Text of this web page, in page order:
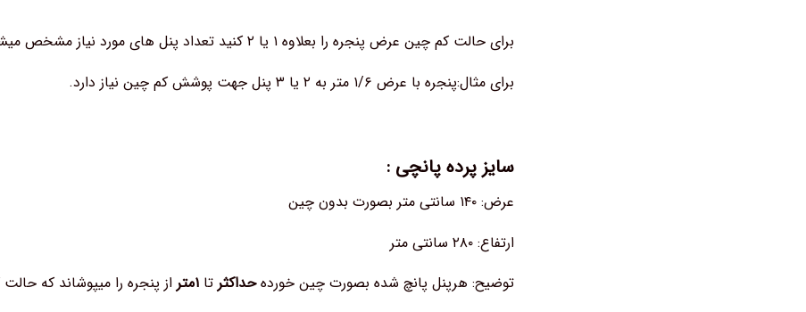
برای حالت کم چین عرض پنجره را بعلاوه ۱ یا ۲ کنید تعداد پنل های مورد نیاز مشخص میشود.
برای مثال:پنجره با عرض ۱/۶ متر به ۲ یا ۳ پنل جهت پوشش کم چین نیاز دارد.
سایز پرده پانچی :
عرض: ۱۴۰ سانتی متر بصورت بدون چین
ارتفاع: ۲۸۰ سانتی متر
توضیح: هرپنل پانچ شده بصورت چین خوردهحداکثر تا ۱متر
از پنجره را میپوشاند که